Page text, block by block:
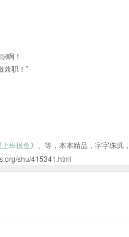
啊！
兼职！”
班摸鱼》、等，本本精品，字字珠玑
shu/415341.html